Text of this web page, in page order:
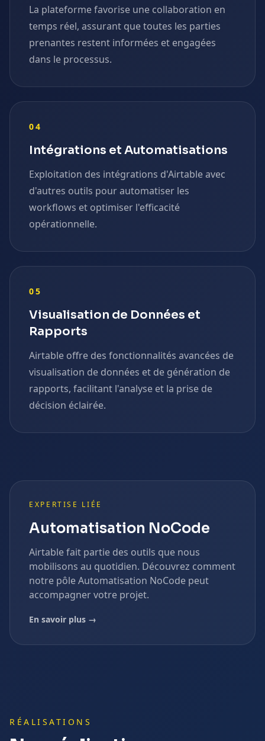
La plateforme favorise une collaboration en
temps réel, assurant que toutes les parties
prenantes restent informées et engagées
dans le processus.
04
Intégrations et Automatisations
Exploitation des intégrations d'Airtable avec
d'autres outils pour automatiser les
workflows et optimiser l'efficacité
opérationnelle.
05
Visualisation de Données et
Rapports
Airtable offre des fonctionnalités avancées de
visualisation de données et de génération de
rapports, facilitant l'analyse et la prise de
décision éclairée.
EXPERTISE LIÉE
Automatisation NoCode
Airtablefait partie des outils que nous
mobilisons au quotidien. Découvrez comment
notre pôleAutomatisation NoCode peut
accompagner votre projet.
En savoir plus →
RÉALISATIONS